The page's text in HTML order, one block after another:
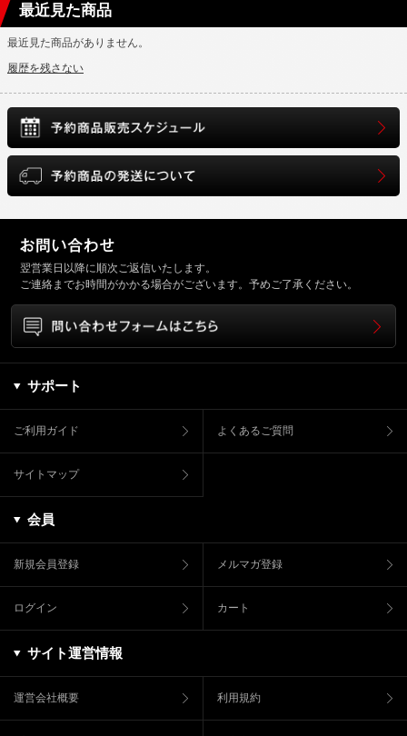
最近見た商品
最近見た商品がありません。
履歴を残さない
翌営業日以降に順次ご返信いたします。
ご連絡までお時間がかかる場合がございます。予めご了承ください。
サポート
ご利用ガイド よくあるご質問
サイトマップ
会員
新規会員登録 メルマガ登録
ログイン カート
サイト運営情報
運営会社概要 利用規約